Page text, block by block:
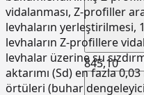
845,10
vidalanması, Z-profiller
levhaların yerleştirilmesi,
levhaların Z-profillere
levhalar üzerine su
aktarımı (Sd) en fazla
örtüleri (buhar